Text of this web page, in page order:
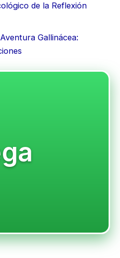
de la Reflexión
Gallinácea: